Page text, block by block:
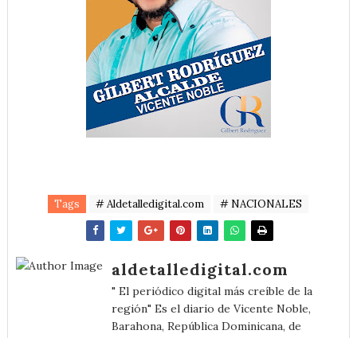
Tags # Aldetalledigital.com # NACIONALES
aldetalledigital.com
" El periódico digital más creíble de la
región" Es el diario de Vicente Noble,
Barahona, República Dominicana, de